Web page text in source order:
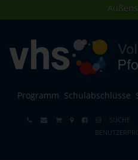
Programm Schulabschlüsse
SUCHE